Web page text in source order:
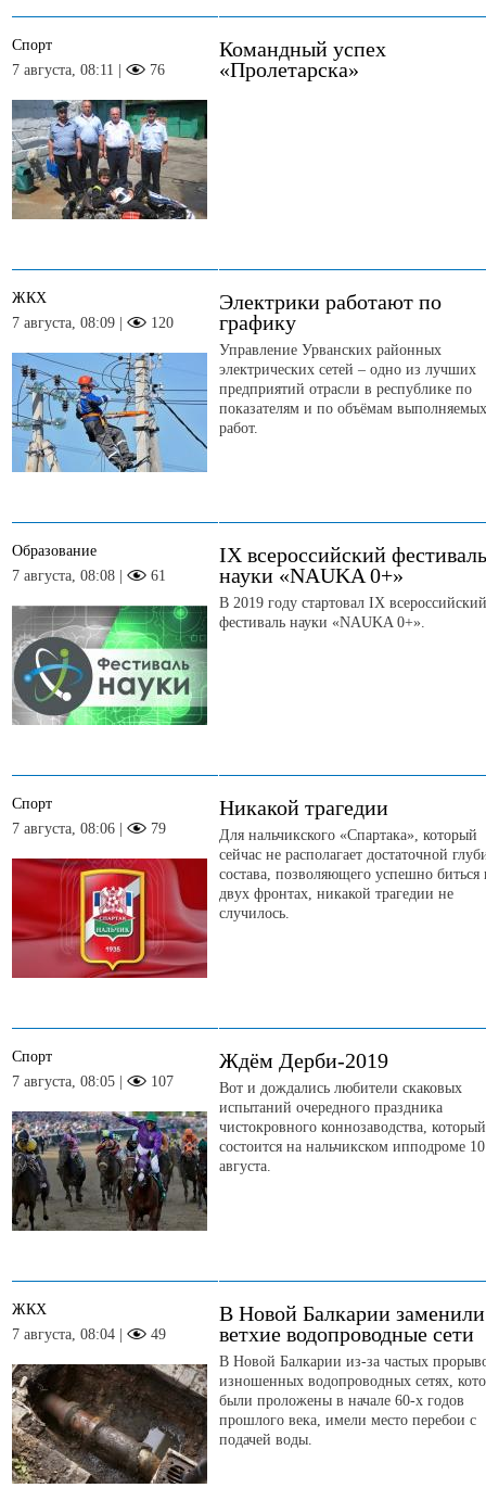
Спорт
7 августа, 08:11 |
76
Командный успех
«Пролетарска»
ЖКХ
7 августа, 08:09 |
120
Электрики работают по
графику
Управление Урванских районных
электрических сетей – одно из лучших
предприятий отрасли в республике по
показателям и по объёмам выполняемых
работ.
Образование
7 августа, 08:08 |
61
IX всероссийский фестиваль
науки «NAUKA 0+»
В 2019 году стартовал IX всероссийский
фестиваль науки «NAUKA 0+».
Спорт
7 августа, 08:06 |
79
Никакой трагедии
Для нальчикского «Спартака», который
сейчас не располагает достаточной
состава, позволяющего успешно биться
двух фронтах, никакой трагедии не
случилось.
Спорт
7 августа, 08:05 |
107
Ждём Дерби-2019
Вот и дождались любители скаковых
испытаний очередного праздника
чистокровного коннозаводства, который
состоится на нальчикском ипподроме 10
августа.
ЖКХ
7 августа, 08:04 |
49
В Новой Балкарии заменили
ветхие водопроводные сети
В Новой Балкарии из-за частых
изношенных водопроводных сетях,
были проложены в начале 60-х годов
прошлого века, имели место перебои с
подачей воды.